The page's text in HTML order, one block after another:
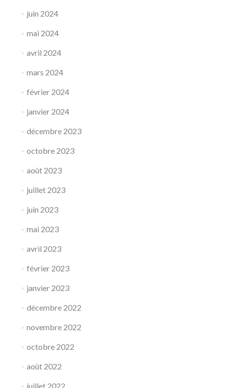
juin 2024
mai 2024
avril 2024
mars 2024
février 2024
janvier 2024
décembre 2023
octobre 2023
août 2023
juillet 2023
juin 2023
mai 2023
avril 2023
février 2023
janvier 2023
décembre 2022
novembre 2022
octobre 2022
août 2022
juillet 2022